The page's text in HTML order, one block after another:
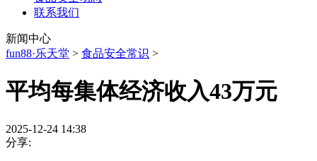
联系我们
新闻中心
fun88·乐天堂 > 食品安全常识 >
平均每集体经济收入43万元
2025-12-24 14:38
分享: